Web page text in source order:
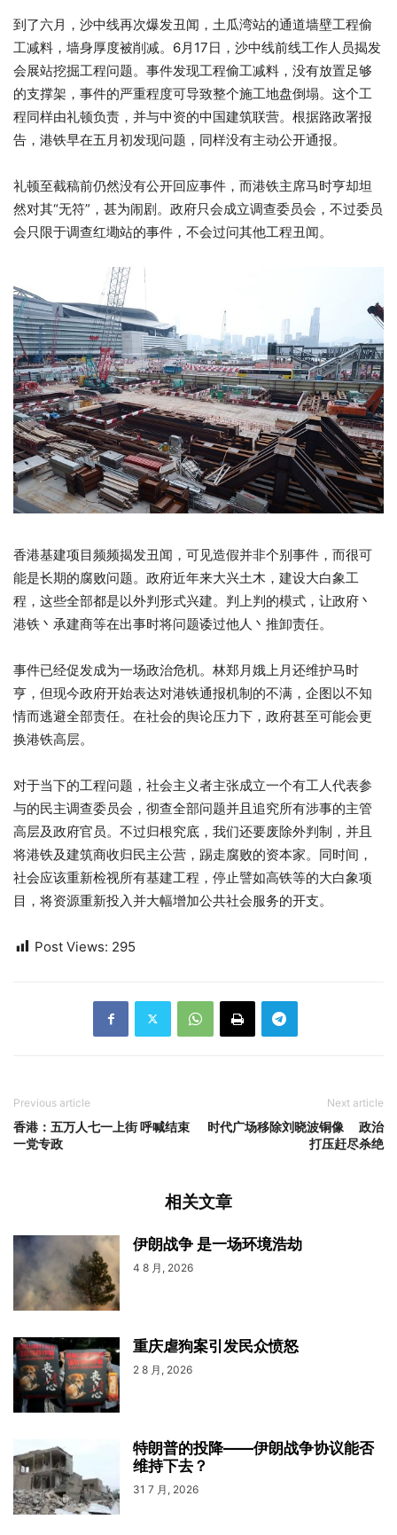
到了六月，沙中线再次爆发丑闻，土瓜湾站的通道墙壁工程偷
工减料，墙身厚度被削减。6月17日，沙中线前线工作人员揭发
会展站挖掘工程问题。事件发现工程偷工减料，没有放置足够
的支撑架，事件的严重程度可导致整个施工地盘倒塌。这个工
程同样由礼顿负责，并与中资的中国建筑联营。根据路政署报
告，港铁早在五月初发现问题，同样没有主动公开通报。
礼顿至截稿前仍然没有公开回应事件，而港铁主席马时亨却坦
然对其“无符”，甚为闹剧。政府只会成立调查委员会，不过委员
会只限于调查红墈站的事件，不会过问其他工程丑闻。
香港基建项目频频揭发丑闻，可见造假并非个别事件，而很可
能是长期的腐败问题。政府近年来大兴土木，建设大白象工
程，这些全部都是以外判形式兴建。判上判的模式，让政府丶
港铁丶承建商等在出事时将问题诿过他人丶推卸责任。
事件已经促发成为一场政治危机。林郑月娥上月还维护马时
亨，但现今政府开始表达对港铁通报机制的不满，企图以不知
情而逃避全部责任。在社会的舆论压力下，政府甚至可能会更
换港铁高层。
对于当下的工程问题，社会主义者主张成立一个有工人代表参
与的民主调查委员会，彻查全部问题并且追究所有涉事的主管
高层及政府官员。不过归根究底，我们还要废除外判制，并且
将港铁及建筑商收归民主公营，踢走腐败的资本家。同时间，
社会应该重新检视所有基建工程，停止譬如高铁等的大白象项
目，将资源重新投入并大幅增加公共社会服务的开支。
Post Views: 295
Previous article
香港：五万人七一上街 呼喊结束
一党专政
Next article
时代广场移除刘晓波铜像 政治
打压赶尽杀绝
相关文章
伊朗战争 是一场环境浩劫
4 8 月, 2026
重庆虐狗案引发民众愤怒
2 8 月, 2026
特朗普的投降——伊朗战争协议能否
维持下去？
31 7 月, 2026